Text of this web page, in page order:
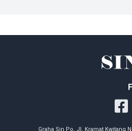
Graha Sin Po, Jl. Kramat Kwitang